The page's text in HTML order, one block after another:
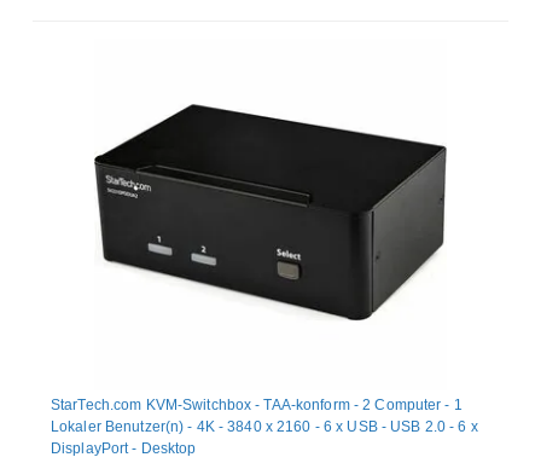
StarTech.com KVM-Switchbox - TAA-konform - 2 Computer - 1
Lokaler Benutzer(n) - 4K - 3840 x 2160 - 6 x USB - USB 2.0 - 6 x
DisplayPort - Desktop